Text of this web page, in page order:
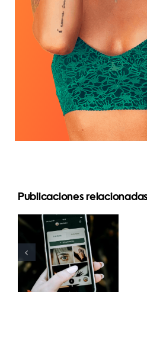
Publicaciones relacionadas
Mejores
prácticas
para usar
filtros de
realidad
aumentada